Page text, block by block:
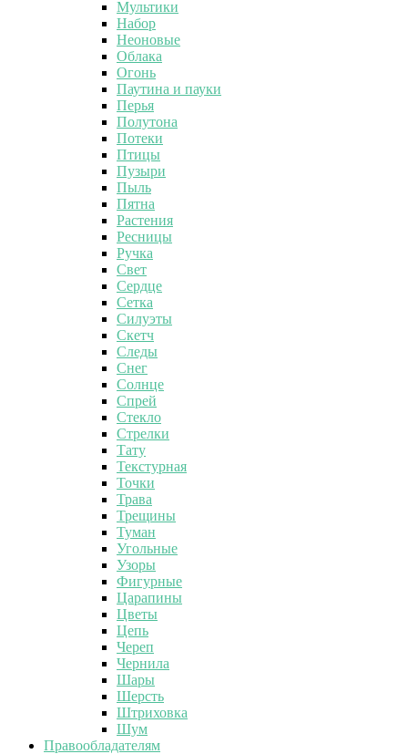
Мультики
Набор
Неоновые
Облака
Огонь
Паутина и пауки
Перья
Полутона
Потеки
Птицы
Пузыри
Пыль
Пятна
Растения
Ресницы
Ручка
Свет
Сердце
Сетка
Силуэты
Скетч
Следы
Снег
Солнце
Спрей
Стекло
Стрелки
Тату
Текстурная
Точки
Трава
Трещины
Туман
Угольные
Узоры
Фигурные
Царапины
Цветы
Цепь
Череп
Чернила
Шары
Шерсть
Штриховка
Шум
Правообладателям